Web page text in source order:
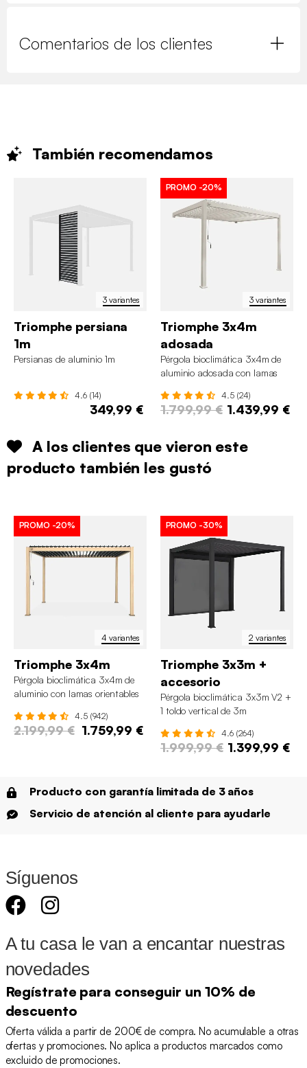
Comentarios de los clientes
También recomendamos
3 variantes
Triomphe persiana
1m
Persianas de aluminio 1m
4.6 (14)
349,99 €
3 variantes
PROMO -20%
Triomphe 3x4m
adosada
Pérgola bioclimática 3x4m de
aluminio adosada con lamas
4.5 (24)
1.799,99 € 1.439,99 €
A los clientes que vieron este
producto también les gustó
4 variantes
PROMO -20%
Triomphe 3x4m
Pérgola bioclimática 3x4m de
aluminio con lamas orientables
4.5 (942)
2.199,99 € 1.759,99 €
2 variantes
PROMO -30%
Triomphe 3x3m +
accesorio
Pérgola bioclimática 3x3m V2 +
1 toldo vertical de 3m
4.6 (264)
1.999,99 € 1.399,99 €
Producto con garantía limitada de 3 años
Servicio de atención al cliente para ayudarle
Síguenos
A tu casa le van a encantar nuestras
novedades
Regístrate para conseguir un 10% de
descuento
Oferta válida a partir de 200€ de compra. No acumulable a otras
ofertas y promociones. No aplica a productos marcados como
excluido de promociones.